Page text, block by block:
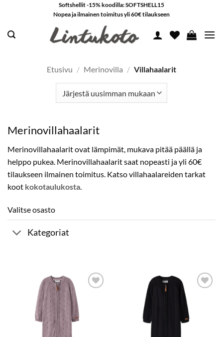
content
Softshellit -15% koodilla: SOFTSHELL15
Nopea ja ilmainen toimitus yli 60€ tilaukseen
Etusivu / Merinovilla / Villahaalarit
Merinovillahaalarit
Merinovillahaalarit ovat lämpimät, mukava pitää päällä ja
helppo pukea. Merinovillahaalarit saat nopeasti ja yli 60€
tilaukseen ilmainen toimitus. Katso villahaalareiden tarkat
koot kokotaulukosta.
Valitse osasto
Kategoriat
LISÄÄ
SUOSIKKEIHIN
LISÄÄ
SUOSIKKEIHIN